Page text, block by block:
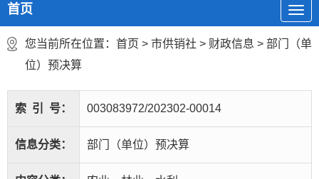
首页
您当前所在位置： 首页 > 市供销社 > 财政信息 > 部门（单
位）预决算
索 引 号： 003083972/202302-00014
信息分类： 部门（单位）预决算